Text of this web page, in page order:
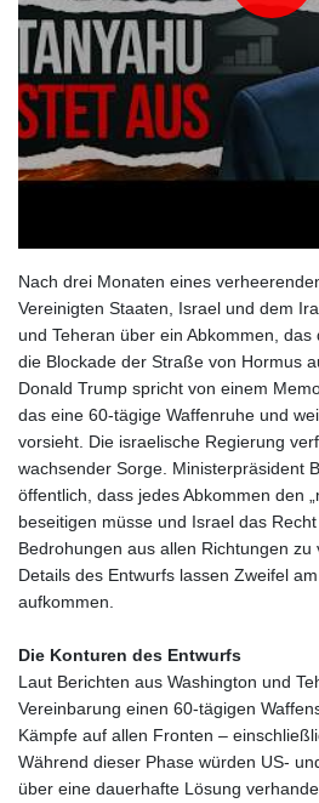
Nach drei Monaten eines
Vereinigten Staaten, Israel und dem
und Teheran über ein Abkommen,
die Blockade der Straße von Hormus
Donald Trump spricht von einem
das eine 60‑tägige Waffenruhe und
vorsieht. Die israelische Regierung
wachsender Sorge. Ministerpräsident
öffentlich, dass jedes Abkommen den
beseitigen müsse und Israel das
Bedrohungen aus allen Richtungen
Details des Entwurfs lassen Zweifel
aufkommen.
Die Konturen des Entwurfs
Laut Berichten aus Washington und
Vereinbarung einen 60‑tägigen
Kämpfe auf allen Fronten –
Während dieser Phase würden US‑
über eine dauerhafte Lösung